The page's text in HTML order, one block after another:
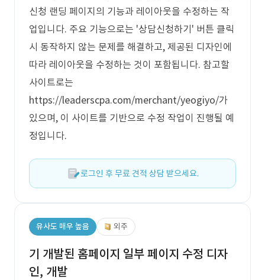
신청 랜딩 페이지의 기능과 레이아웃을 수정하는 작
업입니다. 주요 기능으로는 '상담신청하기' 버튼 클릭
시 동작하지 않는 문제를 해결하고, 제공된 디자인에
따라 레이아웃을 수정하는 것이 포함됩니다. 참고할
사이트로는
https://leaderscpa.com/merchant/yeogiyo/가
있으며, 이 사이트를 기반으로 수정 작업이 진행될 예
정입니다.
로그인 후 무료 견적 상담 받으세요.
유사도 매우 높음 외주
기 개발된 홈페이지 일부 페이지 수정 디자
인, 개발